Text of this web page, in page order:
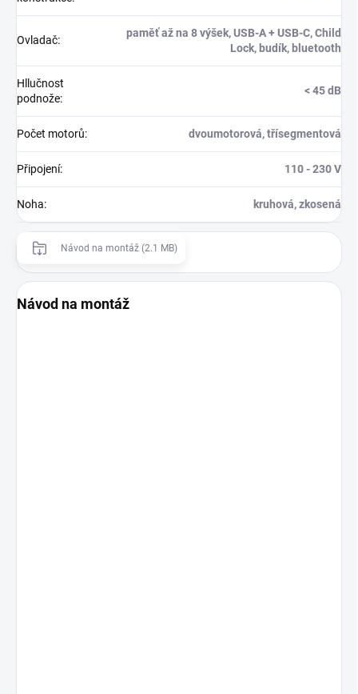
Ovladač:
paměť až na 8 výšek, USB-A + USB-C, Child
Lock, budík, bluetooth
Hllučnost
podnože:
< 45 dB
Počet motorů: dvoumotorová, třísegmentová
Připojení: 110 - 230 V
Noha: kruhová, zkosená
Návod na montáž (2.1 MB)
Návod na montáž